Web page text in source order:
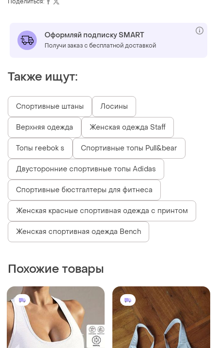
Оформляй подписку SMART
Получи заказ с бесплатной доставкой
Также ищут:
Спортивные штаны Лосины
Верхняя одежда Женская одежда Staff
Топы reebok s Спортивные топы Pull&bear
Двусторонние спортивные топы Adidas
Спортивные бюстгалтеры для фитнеса
Женская красные спортивная одежда с принтом
Женская спортивная одежда Bench
Похожие товары